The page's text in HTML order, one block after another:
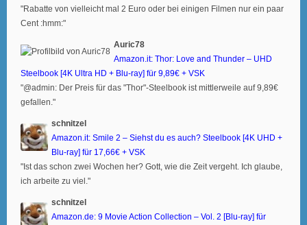
"Rabatte von vielleicht mal 2 Euro oder bei einigen Filmen nur ein paar
Cent :hmm:"
Auric78
Amazon.it: Thor: Love and Thunder – UHD
Steelbook [4K Ultra HD + Blu-ray] für 9,89€ + VSK
"@admin: Der Preis für das "Thor"-Steelbook ist mittlerweile auf 9,89€
gefallen."
schnitzel
Amazon.it: Smile 2 – Siehst du es auch? Steelbook [4K UHD +
Blu-ray] für 17,66€ + VSK
"Ist das schon zwei Wochen her? Gott, wie die Zeit vergeht. Ich glaube,
ich arbeite zu viel."
schnitzel
Amazon.de: 9 Movie Action Collection – Vol. 2 [Blu-ray] für